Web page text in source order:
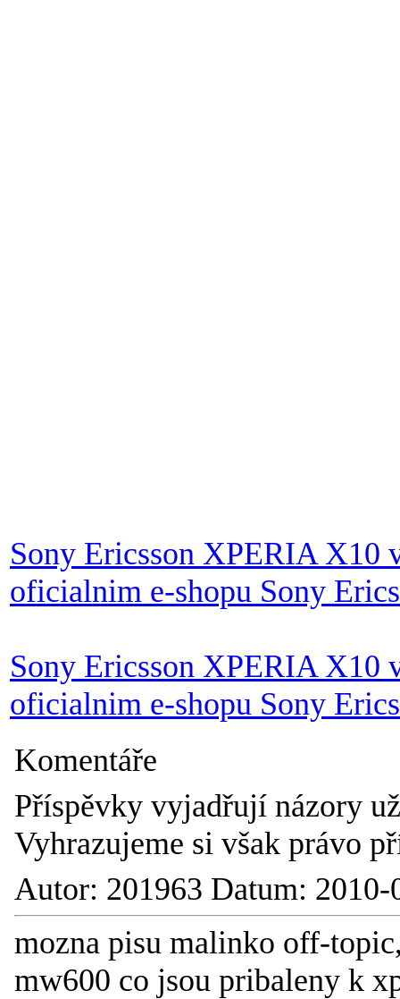
Sony Ericsson XPERIA X10
oficialnim e-shopu Sony
Sony Ericsson XPERIA X10
oficialnim e-shopu Sony
Komentáře
Příspěvky vyjadřují názory
Vyhrazujeme si však právo
Autor: 201963 Datum: 2010-
mozna pisu malinko off-
mw600 co jsou pribaleny k